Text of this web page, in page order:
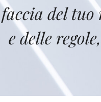
del
e delle